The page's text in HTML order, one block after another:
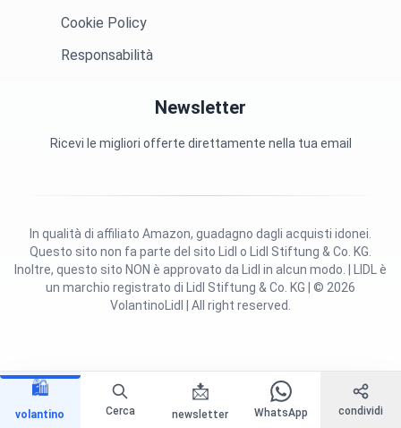
🛍️
volantino Cerca
📩
newsletter WhatsApp condividi
Cookie Policy
Responsabilità
Newsletter
Ricevi le migliori offerte direttamente nella tua email
Questo sito non fa parte del sito Lidl o Lidl Stiftung & Co. KG.
Inoltre, questo sito NON è approvato da Lidl in alcun modo. | LIDL è
un marchio registrato di Lidl Stiftung & Co. KG | © 2026
VolantinoLidl | All right reserved.
In qualità di affiliato Amazon, guadagno dagli acquisti idonei.